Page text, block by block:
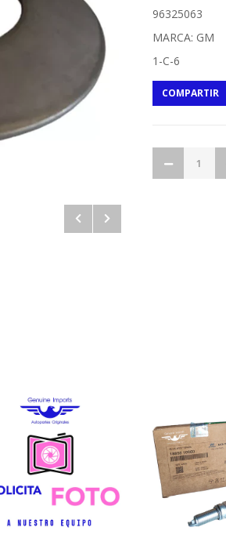
96325063
MARCA: GM
1-C-6
COMPARTIR